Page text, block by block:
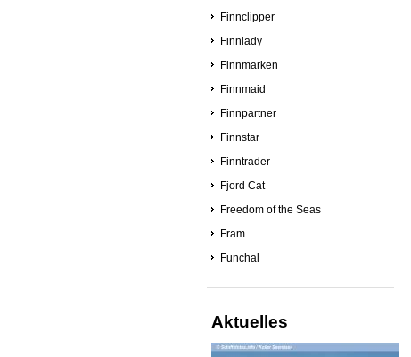
Finnclipper
Finnlady
Finnmarken
Finnmaid
Finnpartner
Finnstar
Finntrader
Fjord Cat
Freedom of the Seas
Fram
Funchal
Aktuelles